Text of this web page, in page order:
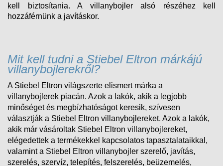
kell biztosítania. A villanybojler alsó részéhez kell
hozzáférnünk a javításkor.
Mit kell tudni a Stiebel Eltron márkájú
villanybojlerekről?
A Stiebel Eltron világszerte elismert márka a
villanybojlerek piacán. Azok a lakók, akik a legjobb
minőséget és megbízhatóságot keresik, szívesen
választják a Stiebel Eltron villanybojlereket. Azok a lakók,
akik már vásároltak Stiebel Eltron villanybojlereket,
elégedettek a termékekkel kapcsolatos tapasztalataikkal,
valamint a Stiebel Eltron villanybojler szerelő, javítás,
szerelés, szervíz, telepítés, felszerelés, beüzemelés,